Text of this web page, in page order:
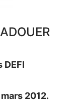
DEFI
2012.